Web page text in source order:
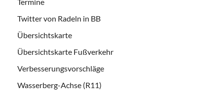
Twitter von Radeln in BB
Übersichtskarte
Übersichtskarte Fußverkehr
Verbesserungsvorschläge
Wasserberg-Achse (R11)